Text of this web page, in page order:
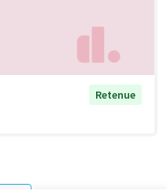
Retenue